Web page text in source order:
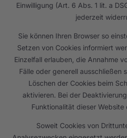
Einwilligung (Art. 6 Abs. 1 lit. a
jederzeit
Sie können Ihren Browser so
Setzen von Cookies informiert
Einzelfall erlauben, die Annahme
Fälle oder generell ausschließen
Löschen der Cookies beim
aktivieren. Bei der
Funktionalität dieser Website
Soweit Cookies von